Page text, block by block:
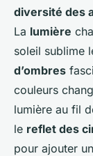
diversité des
La lumière
soleil sublime
d’ombres
couleurs
lumière au fil
le reflet des
pour ajouter